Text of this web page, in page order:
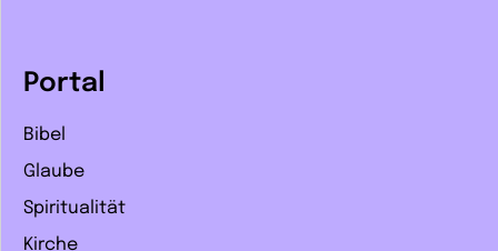
Portal
Bibel
Glaube
Spiritualität
Kirche